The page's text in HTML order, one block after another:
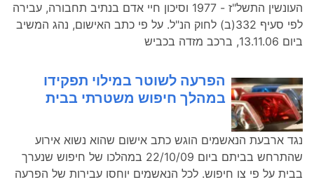
העונשין התשל"ז - 1977 וסיכון חיי אדם בנתיב תחבורה, עבירה
לפי סעיף 332(ב) לחוק הנ"ל. על פי כתב האישום, נהג המשיב
ביום 13.11.06, ברכב מזדה בכביש
הפרעה לשוטר במילוי תפקידו
במהלך חיפוש משטרתי בבית
נגד ארבעת הנאשמים הוגש כתב אישום שהוא נשוא אירוע
שהתרחש בביתם ביום 22/10/09 במהלכו של חיפוש שנערך
בבית על פי צו חיפוש. לכל הנאשמים יוחסו עבירות של הפרעה